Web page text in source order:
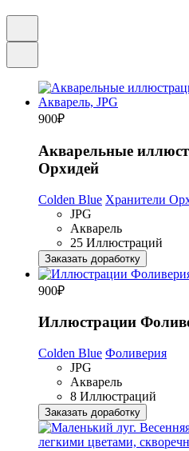
900₽
Акварельные
Орхидей
Colden Blue Хранители
JPG
Акварель
25 Иллюстраций
Заказать доработку
900₽
Иллюстрации
Colden Blue Фоливерия
JPG
Акварель
8 Иллюстраций
Заказать доработку